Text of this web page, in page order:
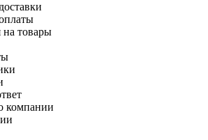
на товары
компании